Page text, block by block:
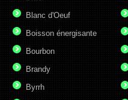
Blanc d'Oeuf
Boisson énergisante
Bourbon
Brandy
Byrrh